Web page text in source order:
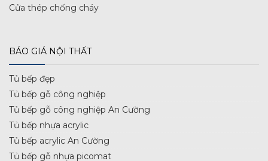
Cửa thép chống cháy
BÁO GIÁ NỘI THẤT
Tủ bếp đẹp
Tủ bếp gỗ công nghiệp
Tủ bếp gỗ công nghiệp An Cường
Tủ bếp nhựa acrylic
Tủ bếp acrylic An Cường
Tủ bếp gỗ nhựa picomat